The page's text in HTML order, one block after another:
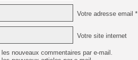
Votre adresse email *
Votre site internet
nouveaux commentaires par e-mail.